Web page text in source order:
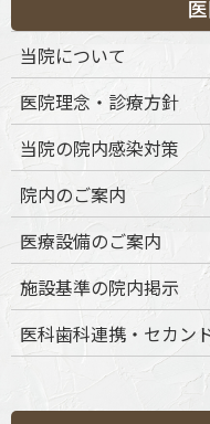
ン
ン
に
動
ビ
ー
ョ
に
動
メディア
HOME メディア bfd-mv-
当院について
医院理念・診療方針
当院の院内感染対策
院内のご案内
医療設備のご案内
施設基準の院内掲示
医科歯科連携・セカン